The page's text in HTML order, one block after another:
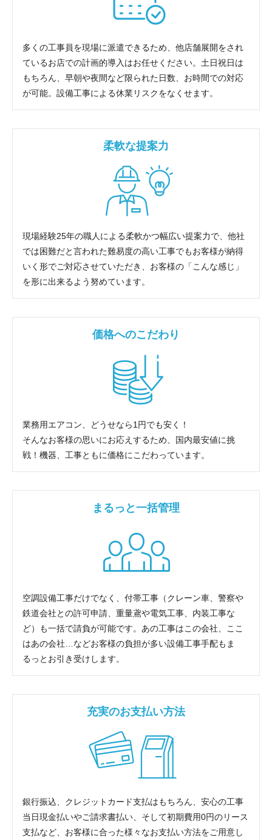
多くの工事員を現場に派遣できるため、他店舗展開をされ
ているお店での計画的導入はお任せください。土日祝日は
もちろん、早朝や夜間など限られた日数、お時間での対応
が可能。設備工事による休業リスクをなくせます。
柔軟な提案力
現場経験25年の職人による柔軟かつ幅広い提案力で、他社
では困難だと言われた難易度の高い工事でもお客様が納得
いく形でご対応させていただき、お客様の「こんな感じ」
を形に出来るよう努めています。
価格へのこだわり
業務用エアコン、どうせなら1円でも安く！
そんなお客様の思いにお応えするため、国内最安値に挑
戦！機器、工事ともに価格にこだわっています。
まるっと一括管理
空調設備工事だけでなく、付帯工事（クレーン車、警察や
鉄道会社との許可申請、重量鳶や電気工事、内装工事な
ど）も一括で請負が可能です。あの工事はこの会社、ここ
はあの会社…などお客様の負担が多い設備工事手配もま
るっとお引き受けします。
充実のお支払い方法
銀行振込、クレジットカード支払はもちろん、安心の工事
当日現金払いやご請求書払い、そして初期費用0円のリース
支払など、お客様に合った様々なお支払い方法をご用意し